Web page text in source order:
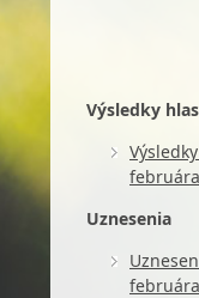
Výsledky
Uznesenia